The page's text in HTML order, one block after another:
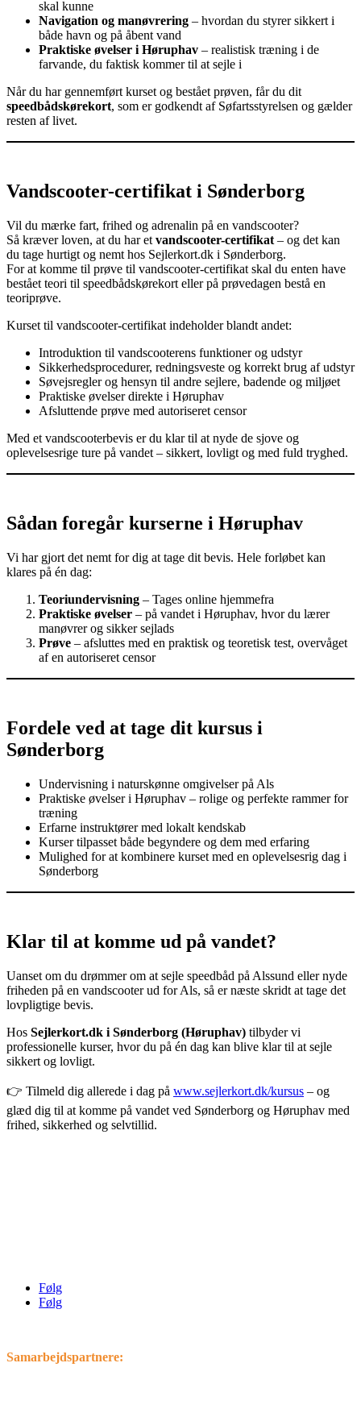
skal kunne
Navigation og manøvrering – hvordan du styrer sikkert i
både havn og på åbent vand
Praktiske øvelser i Høruphav – realistisk træning i de
farvande, du faktisk kommer til at sejle i
Når du har gennemført kurset og bestået prøven, får du dit
speedbådskørekort, som er godkendt af Søfartsstyrelsen og gælder
resten af livet.
Vandscooter-certifikat i Sønderborg
Vil du mærke fart, frihed og adrenalin på en vandscooter?
Så kræver loven, at du har et vandscooter-certifikat – og det kan
du tage hurtigt og nemt hos Sejlerkort.dk i Sønderborg.
For at komme til prøve til vandscooter-certifikat skal du enten have
bestået teori til speedbådskørekort eller på prøvedagen bestå en
teoriprøve.
Kurset til vandscooter-certifikat indeholder blandt andet:
Introduktion til vandscooterens funktioner og udstyr
Sikkerhedsprocedurer, redningsveste og korrekt brug af udstyr
Søvejsregler og hensyn til andre sejlere, badende og miljøet
Praktiske øvelser direkte i Høruphav
Afsluttende prøve med autoriseret censor
Med et vandscooterbevis er du klar til at nyde de sjove og
oplevelsesrige ture på vandet – sikkert, lovligt og med fuld tryghed.
Sådan foregår kurserne i Høruphav
Vi har gjort det nemt for dig at tage dit bevis. Hele forløbet kan
klares på én dag:
Teoriundervisning – Tages online hjemmefra
Praktiske øvelser – på vandet i Høruphav, hvor du lærer
manøvrer og sikker sejlads
Prøve – afsluttes med en praktisk og teoretisk test, overvåget
af en autoriseret censor
Fordele ved at tage dit kursus i
Sønderborg
Undervisning i naturskønne omgivelser på Als
Praktiske øvelser i Høruphav – rolige og perfekte rammer for
træning
Erfarne instruktører med lokalt kendskab
Kurser tilpasset både begyndere og dem med erfaring
Mulighed for at kombinere kurset med en oplevelsesrig dag i
Sønderborg
Klar til at komme ud på vandet?
Uanset om du drømmer om at sejle speedbåd på Alssund eller nyde
friheden på en vandscooter ud for Als, så er næste skridt at tage det
lovpligtige bevis.
Hos Sejlerkort.dk i Sønderborg (Høruphav) tilbyder vi
professionelle kurser, hvor du på én dag kan blive klar til at sejle
sikkert og lovligt.
👉 Tilmeld dig allerede i dag på www.sejlerkort.dk/kursus – og
glæd dig til at komme på vandet ved Sønderborg og Høruphav med
frihed, sikkerhed og selvtillid.
Følg
Følg
Samarbejdspartnere: